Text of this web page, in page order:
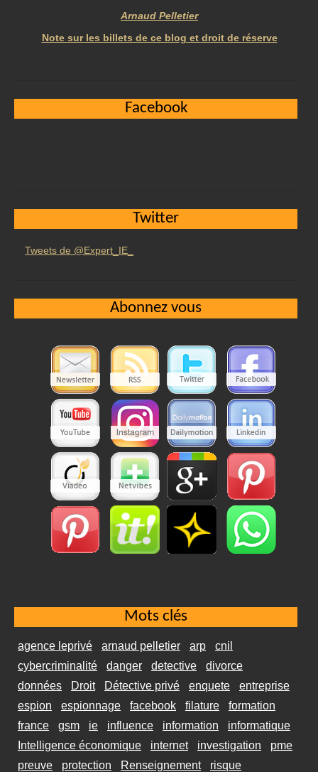
Arnaud Pelletier
Note sur les billets de ce blog et droit de réserve
Facebook
Twitter
Tweets de @Expert_IE_
Abonnez vous
Mots clés
agence leprivé arnaud pelletier arp
cnil
cybercriminalité
danger detective
divorce
données
Droit Détective privé enquete
entreprise
espion
espionnage facebook filature
formation
france
gsm ie influence information
informatique
Intelligence économique
internet investigation
pme
preuve
protection Renseignement risque